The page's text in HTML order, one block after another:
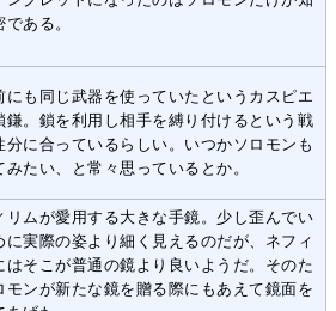
ある。
にも同じ武器を使っていたというカスピエ
鎌。鎖を利用し相手を縛り付けるという戦
分に合っているらしい。いつかソロモンも
みたい、と常々思っているとか。
リムが愛用する大きな手鏡。少し歪んでい
に実際の姿より細く見えるのだが、ネフィ
はそこが普通の鏡より良いようだ。そのた
モンが新たな鏡を贈る際にもあえて鏡面を